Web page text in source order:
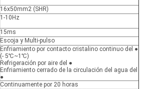
16x50mm2 (SHR)
1-10Hz
15ms
Escoja y Multi-pulso
Enfriamiento por contacto cristalino continuo del ●
(- 5℃~1℃)
Refrigeración por aire del ●
Enfriamiento cerrado de la circulación del agua del
●
Continuamente por 20 horas